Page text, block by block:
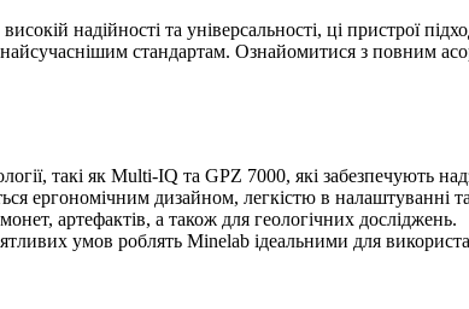
надійності та універсальності, ці пристрої
стандартам. Ознайомитися з повним
такі як Multi-IQ та GPZ 7000, які забезпечують
ергономічним дизайном, легкістю в налаштуванні та
артефактів, а також для геологічних досліджень.
умов роблять Minelab ідеальними для